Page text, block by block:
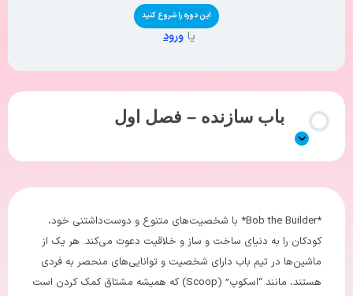
این دوره را شروع کنید
یا ورود
باب سازنده – فصل اول
*Bob the Builder* با شخصیت‌های متنوع و دوست‌داشتنی خود،
کودکان را به دنیای ساخت و ساز و خلاقیت دعوت می‌کند. هر یک از
ماشین‌ها در تیم باب دارای شخصیت و توانایی‌های منحصر به فردی
هستند، مانند “اسکوپ” (Scoop) که همیشه مشتاق کمک کردن است